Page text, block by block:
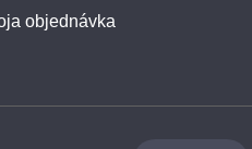
objednávka